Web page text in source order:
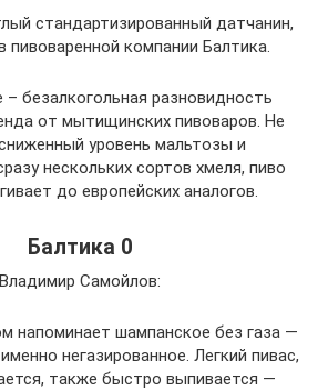
стандартизированный датчанин,
пивоваренной компании Балтика.
– безалкогольная разновидность
от мытищинских пивоваров. Не
уровень мальтозы и
нескольких сортов хмеля, пиво
до европейских аналогов.
Балтика 0
Владимир Самойлов:
напоминает шампанское без газа —
негазированное. Легкий пивас,
также быстро выпивается —